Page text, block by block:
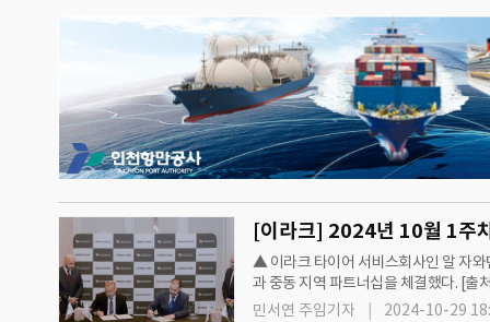
다.○ 영국 와인 소사이어티(Wine Society)는 2025년
세금의 변경에 대해 반대한다고 밝혔다. 현재 와인의
11.5~14.5%이면 £2.67파운드로 동일하다.하지만
터 알콜 함량에 따라 최대 30가지 다른 세금이 부과된
알콜 도수가 14.5%인 와인은 현재 2.67파운드에서
…
▲ 이라크 타이어 서비스회사인 알 자
과 중동 지역 파트너십을 체결했다. [출처=알 자와덴 그룹 홈페이지] 2024년 10
서비스회사인 알 자와덴 그룹(Al Ja…
민서연 주임기자 2024-10-29